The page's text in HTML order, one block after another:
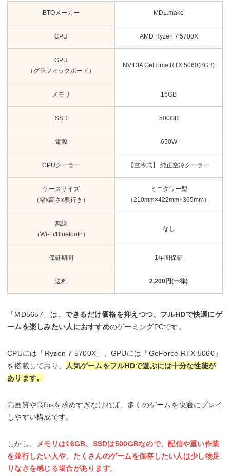
BTOメーカー MDL.make
CPU AMD Ryzen 7 5700X
GPU
（グラフィックボード）
NVIDIA GeForce RTX 5060(8GB)
メモリ 16GB
SSD 500GB
電源 650W
CPUクーラー 【空冷式】 純正空冷クーラー
ケースサイズ
（幅x高さx奥行き）
ミニタワー型
（210mm×422mm×365mm）
無線
（Wi-Fi/Bluetooth）
なし
保証期間 1年間保証
送料 2,200円(一律)
「MD5657」は、 できるだけ価格を抑えつつ、フルHDで快適にゲ
ームを楽しみたい人におすすめのゲーミングPCです。
CPUには「Ryzen 7 5700X」、GPUには「GeForce RTX 5060」
を搭載しており、
人気ゲームをフルHDで遊ぶには十分な性能が
あります。
高画質や高fpsを求めすぎなければ、多くのゲームを快適にプレイ
しやすい構成です。
しかし、
メモリは16GB、SSDは500GBなので、配信や重い作業
を並行したい人や、たくさんのゲームを保存したい人は少し物足
りなさを感じる場合があります。